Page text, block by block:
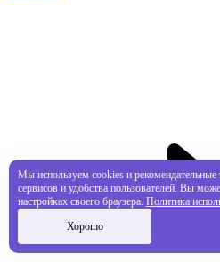
Мы используем cookies и рекомендательные
сервисов и удобства пользователей. Вы
настройках своего браузера. Политика
Хорошо